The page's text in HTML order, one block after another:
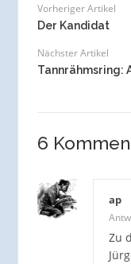
Vorheriger Artikel
Der Kandidat
Nächster Artikel
Tannrähmsring:
6
ap
Zu